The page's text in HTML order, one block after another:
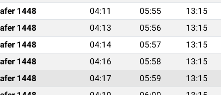
1448
04:11 05:55
13:15
1448
04:13 05:56
13:15
1448
04:14 05:57
13:15
1448
04:16 05:58
13:15
1448
04:17 05:59
13:15